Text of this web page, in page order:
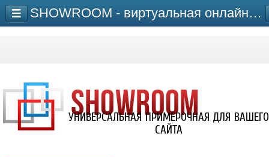
УНИВЕРСАЛЬНАЯ ПРИМЕРОЧНАЯ ДЛЯ ВАШЕГО
САЙТА
SHOWROOM - виртуальная онлайн-примерочная для сайта